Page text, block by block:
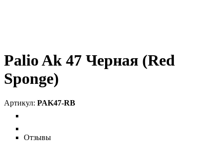
Palio Ak 47 Черная (Red
Sponge)
PAK47-RB
Отзывы